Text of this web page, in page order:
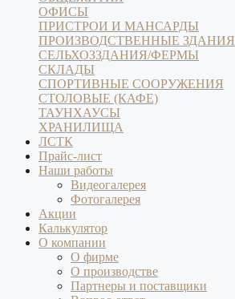
ОФИСЫ
ПРИСТРОИ И МАНСАРДЫ
ПРОИЗВОДСТВЕННЫЕ ЗДАНИЯ
СЕЛЬХОЗЗДАНИЯ/ФЕРМЫ
СКЛАДЫ
СПОРТИВНЫЕ СООРУЖЕНИЯ
СТОЛОВЫЕ (КАФЕ)
ТАУНХАУСЫ
ХРАНИЛИЩА
ЛСТК
Прайс-лист
Наши работы
Видеогалерея
Фотогалерея
Акции
Калькулятор
О компании
О фирме
О производстве
Партнеры и поставщики